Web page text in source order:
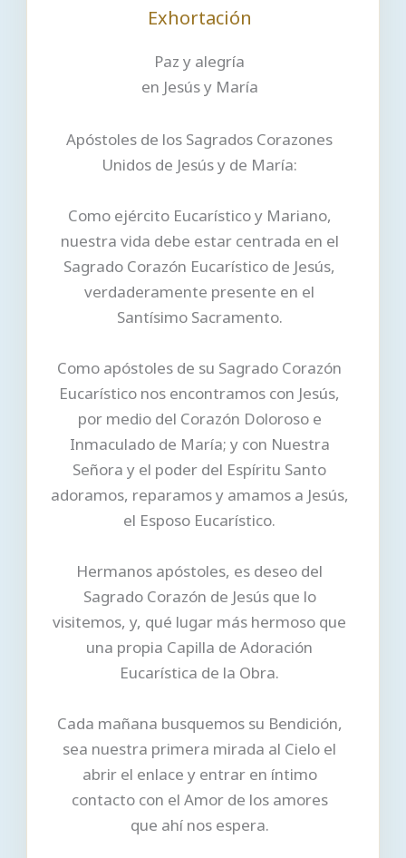
Exhortación
Paz y alegría
en Jesús y María
Apóstoles de los Sagrados Corazones
Unidos de Jesús y de María:
Como ejército Eucarístico y Mariano,
nuestra vida debe estar centrada en el
Sagrado Corazón Eucarístico de Jesús,
verdaderamente presente en el
Santísimo Sacramento.
Como apóstoles de su Sagrado Corazón
Eucarístico nos encontramos con Jesús,
por medio del Corazón Doloroso e
Inmaculado de María; y con Nuestra
Señora y el poder del Espíritu Santo
adoramos, reparamos y amamos a Jesús,
el Esposo Eucarístico.
Hermanos apóstoles, es deseo del
Sagrado Corazón de Jesús que lo
visitemos, y, qué lugar más hermoso que
una propia Capilla de Adoración
Eucarística de la Obra.
Cada mañana busquemos su Bendición,
sea nuestra primera mirada al Cielo el
abrir el enlace y entrar en íntimo
contacto con el Amor de los amores
que ahí nos espera.